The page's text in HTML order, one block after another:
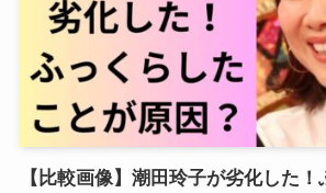
【比較画像】潮田玲子が劣化した